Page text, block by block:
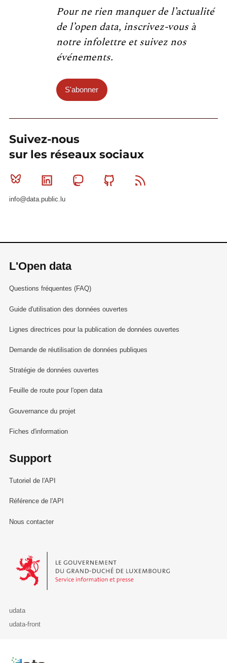
Pour ne rien manquer de l’actualité
de l’open data, inscrivez-vous à
notre infolettre et suivez nos
événements.
S'abonner
Suivez-nous
sur les réseaux sociaux
Bluesky Linkedin MastodonGithub
info@data.public.lu
L'Open data
Questions fréquentes (FAQ)
Guide d'utilisation des données ouvertes
Lignes directrices pour la publication de données ouvertes
Demande de réutilisation de données publiques
Stratégie de données ouvertes
Feuille de route pour l'open data
Gouvernance du projet
Fiches d'information
Support
Tutoriel de l'API
Référence de l'API
Nous contacter
Le Gouvernement du Grand-Duché de Luxembourg - Service
udata
udata-front